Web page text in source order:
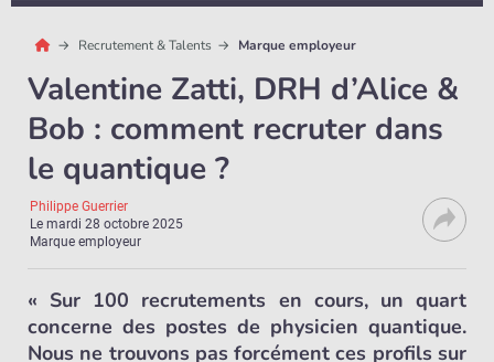
Recrutement & Talents Marque employeur
Valentine Zatti, DRH d’Alice &
Bob : comment recruter dans
le quantique ?
Philippe Guerrier
Lemardi 28 octobre 2025
Marque employeur
« Sur 100 recrutements en cours, un quart
concerne des postes de physicien quantique.
Nous ne trouvons pas forcément ces profils sur